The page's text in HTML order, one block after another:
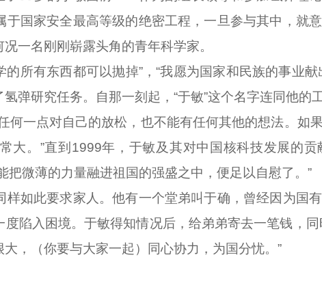
于国家安全最高等级的绝密工程，一旦参与其中，就
一名刚刚崭露头角的青年科学家。
所有东西都可以抛掉”，“我愿为国家和民族的事业
弹研究任务。自那一刻起，“于敏”这个名字连同他的
一点对自己的放松，也不能有任何其他的想法。如
大。”直到1999年，于敏及其对中国核科技发展的
把微薄的力量融进祖国的强盛之中，便足以自慰了。”
此要求家人。他有一个堂弟叫于确，曾经因为国有
陷入困境。于敏得知情况后，给弟弟寄去一笔钱，
，（你要与大家一起）同心协力，为国分忧。”